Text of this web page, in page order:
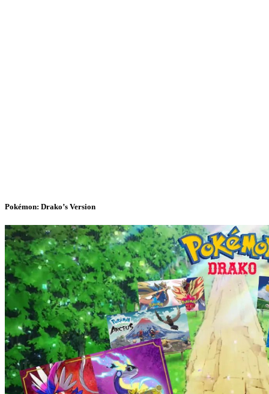
Pokémon: Drako’s Version